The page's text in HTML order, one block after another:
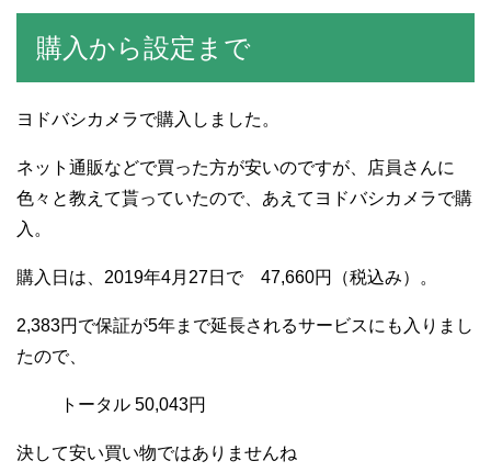
購入から設定まで
ヨドバシカメラで購入しました。
ネット通販などで買った方が安いのですが、店員さんに
色々と教えて貰っていたので、あえてヨドバシカメラで購
入。
購入日は、2019年4月27日で 47,660円（税込み）。
2,383円で保証が5年まで延長されるサービスにも入りまし
たので、
トータル 50,043円
決して安い買い物ではありませんね